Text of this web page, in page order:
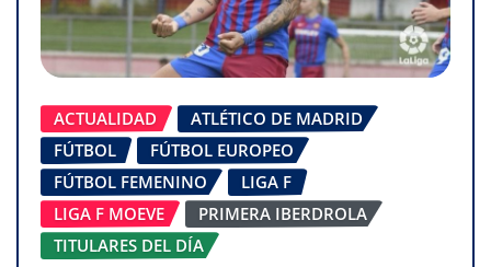
ACTUALIDAD
ATLÉTICO DE MADRID
FÚTBOL
FÚTBOL EUROPEO
FÚTBOL FEMENINO
LIGA F
LIGA F MOEVE
PRIMERA IBERDROLA
TITULARES DEL DÍA